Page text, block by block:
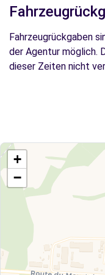
Fahrzeugrückgaben
der Agentur möglich.
dieser Zeiten nicht
+
−